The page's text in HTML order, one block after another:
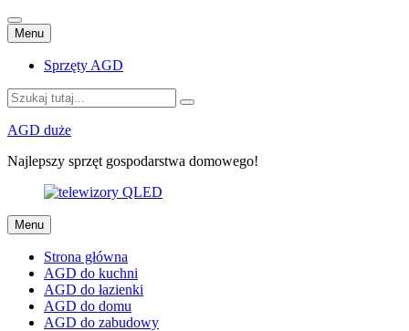
Menu Przejdź
do
treści
Sprzęty AGD
Szukaj:
AGD duże
Najlepszy sprzęt gospodarstwa domowego!
Menu Przejdź
do
treści
Strona główna
AGD do kuchni
AGD do łazienki
AGD do domu
AGD do zabudowy